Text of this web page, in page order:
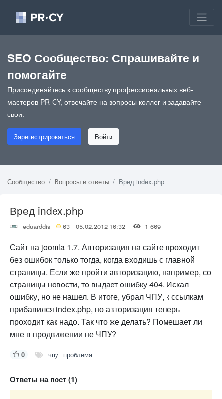
SEO Сообщество: Спрашивайте и
помогайте
Присоединяйтесь к сообществу профессиональных веб-
мастеров PR-CY, отвечайте на вопросы коллег и задавайте
свои.
Зарегистрироваться Войти
Сообщество Вопросы и ответы Вред index.php
Вред index.php
eduarddis 63 05.02.2012 16:32 1 669
Сайт на joomla 1.7. Авторизация на сайте проходит
без ошибок только тогда, когда входишь с главной
страницы. Если же пройти авторизацию, например, со
страницы новости, то выдает ошибку 404. Искал
ошибку, но не нашел. В итоге, убрал ЧПУ, к ссылкам
прибавился index.php, но авторизация теперь
проходит как надо. Так что же делать? Помешает ли
мне в продвижении не ЧПУ?
0 чпу проблема
Ответы на пост (1)